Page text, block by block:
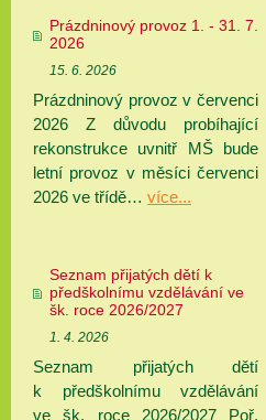
Prázdninový provoz 1. - 31. 7.
2026
15. 6. 2026
Prázdninový provoz v červenci
2026 Z důvodu probíhající
rekonstrukce uvnitř MŠ bude
letní provoz v měsíci červenci
2026 ve třídě… více...
Seznam přijatých dětí k
předškolnímu vzdělávání ve
šk. roce 2026/2027
1. 4. 2026
Seznam přijatých dětí
k předškolnímu vzdělávání
ve šk. roce 2026/2027 Poř.